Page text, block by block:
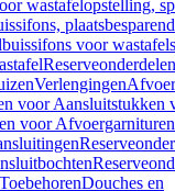
wastafelopstelling,
plaatsbesparend
voor
Verlengingen
voor Aansluitstukken
voor
Douches en